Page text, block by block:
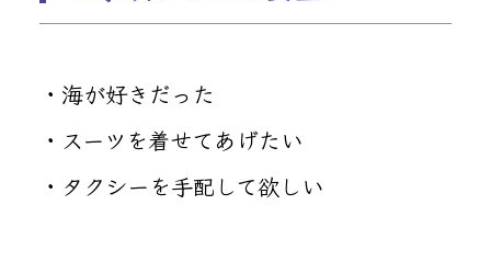
・海が好きだった
・スーツを着せてあげたい
・タクシーを手配して欲しい